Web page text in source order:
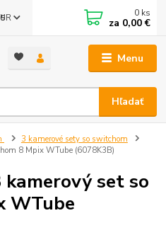
Menu
Hľadať
0 ks
za 0,00 €
3 kamerové sety so switchom
8 Mpix WTube (6078K3B)
set so
WTube